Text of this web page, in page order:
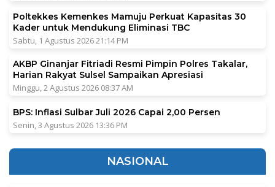
Poltekkes Kemenkes Mamuju Perkuat Kapasitas 30
Kader untuk Mendukung Eliminasi TBC
Sabtu, 1 Agustus 2026 21:14 PM
AKBP Ginanjar Fitriadi Resmi Pimpin Polres Takalar,
Harian Rakyat Sulsel Sampaikan Apresiasi
Minggu, 2 Agustus 2026 08:37 AM
BPS: Inflasi Sulbar Juli 2026 Capai 2,00 Persen
Senin, 3 Agustus 2026 13:36 PM
NASIONAL